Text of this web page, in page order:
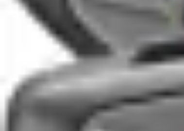
Test Casques Audio
test casques audio
Bien-être Bien-être et
Test Casques Audio